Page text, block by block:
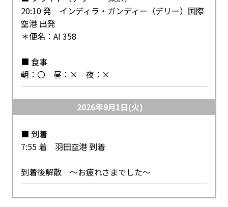
20:10 発 インディラ・ガンディー（デリー）国際
空港 出発
＊便名：AI 358
■ 食事
朝：〇 昼：× 夜：×
2026年9月1日(火)
■ 到着
7:55 着 羽田空港 到着
到着後解散 ～お疲れさまでした～